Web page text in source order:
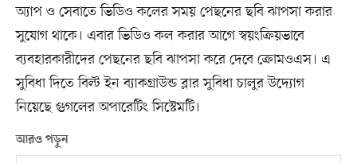
অ্যাপ ও সেবাতে ভিডিও কলের সময় পেছনের ছবি ঝাপসা করার
সুযোগ থাকে। এবার ভিডিও কল করার আগে স্বয়ংক্রিয়ভাবে
ব্যবহারকারীদের পেছনের ছবি ঝাপসা করে দেবে ক্রোমওএস। এ
সুবিধা দিতে বিল্ট ইন ব্যাকগ্রাউন্ড ব্লার সুবিধা চালুর উদ্যোগ
নিয়েছে গুগলের অপারেটিং সিস্টেমটি।
আরও পড়ুন